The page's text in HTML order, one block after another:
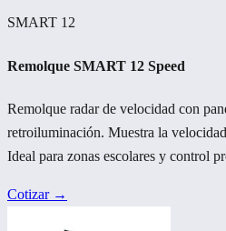
SMART 12
Remolque SMART 12 Speed
Remolque radar de velocidad con
retroiluminación. Muestra la
Ideal para zonas escolares y control
Cotizar →